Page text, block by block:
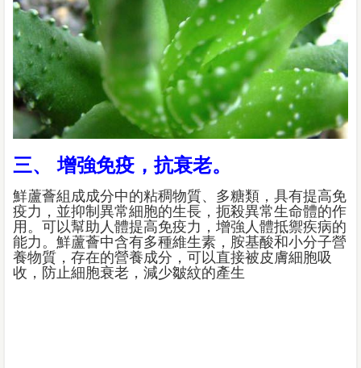
三、 增強免疫，抗衰老。
鮮蘆薈組成成分中的粘稠物質、多糖類，具有提高免
疫力，並抑制異常細胞的生長，扼殺異常生命體的作
用。可以幫助人體提高免疫力，增強人體抵禦疾病的
能力。鮮蘆薈中含有多種維生素，胺基酸和小分子營
養物質，存在的營養成分，可以直接被皮膚細胞吸
收，防止細胞衰老，減少皺紋的產生